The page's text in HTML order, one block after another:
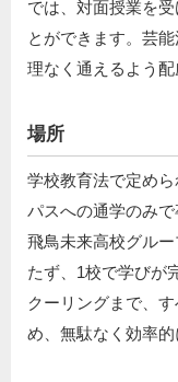
では、対面授業を
とができます。芸
理なく通えるよう配
場所
学校教育法で定め
パスへの通学のみで
飛鳥未来高校グル
たず、1校で学びが
クーリングまで、
め、無駄なく効率的